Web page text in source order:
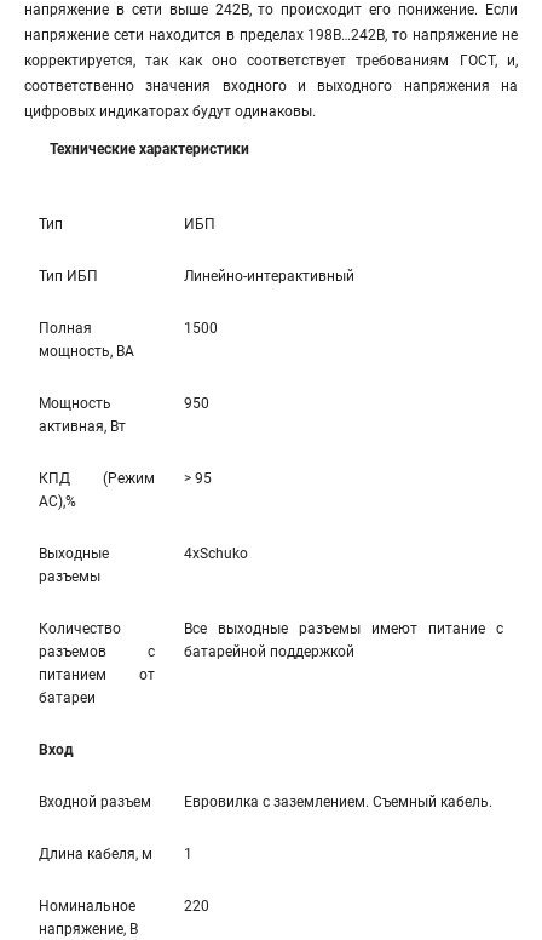
напряжение в сети выше 242В, то происходит его понижение. Если
напряжение сети находится в пределах 198В…242В, то напряжение не
корректируется, так как оно соответствует требованиям ГОСТ, и,
соответственно значения входного и выходного напряжения на
цифровых индикаторах будут одинаковы.
Технические характеристики
Тип ИБП
Тип ИБП Линейно-интерактивный
Полная
мощность, ВА
1500
Мощность
активная, Вт
950
КПД (Режим
AC),%
> 95
Выходные
разъемы
4xSchuko
Количество
разъемов с
питанием от
батареи
Все выходные разъемы имеют питание с
батарейной поддержкой
Вход
Входной разъем Евровилка с заземлением. Съемный кабель.
Длина кабеля, м 1
Номинальное
напряжение, В
220